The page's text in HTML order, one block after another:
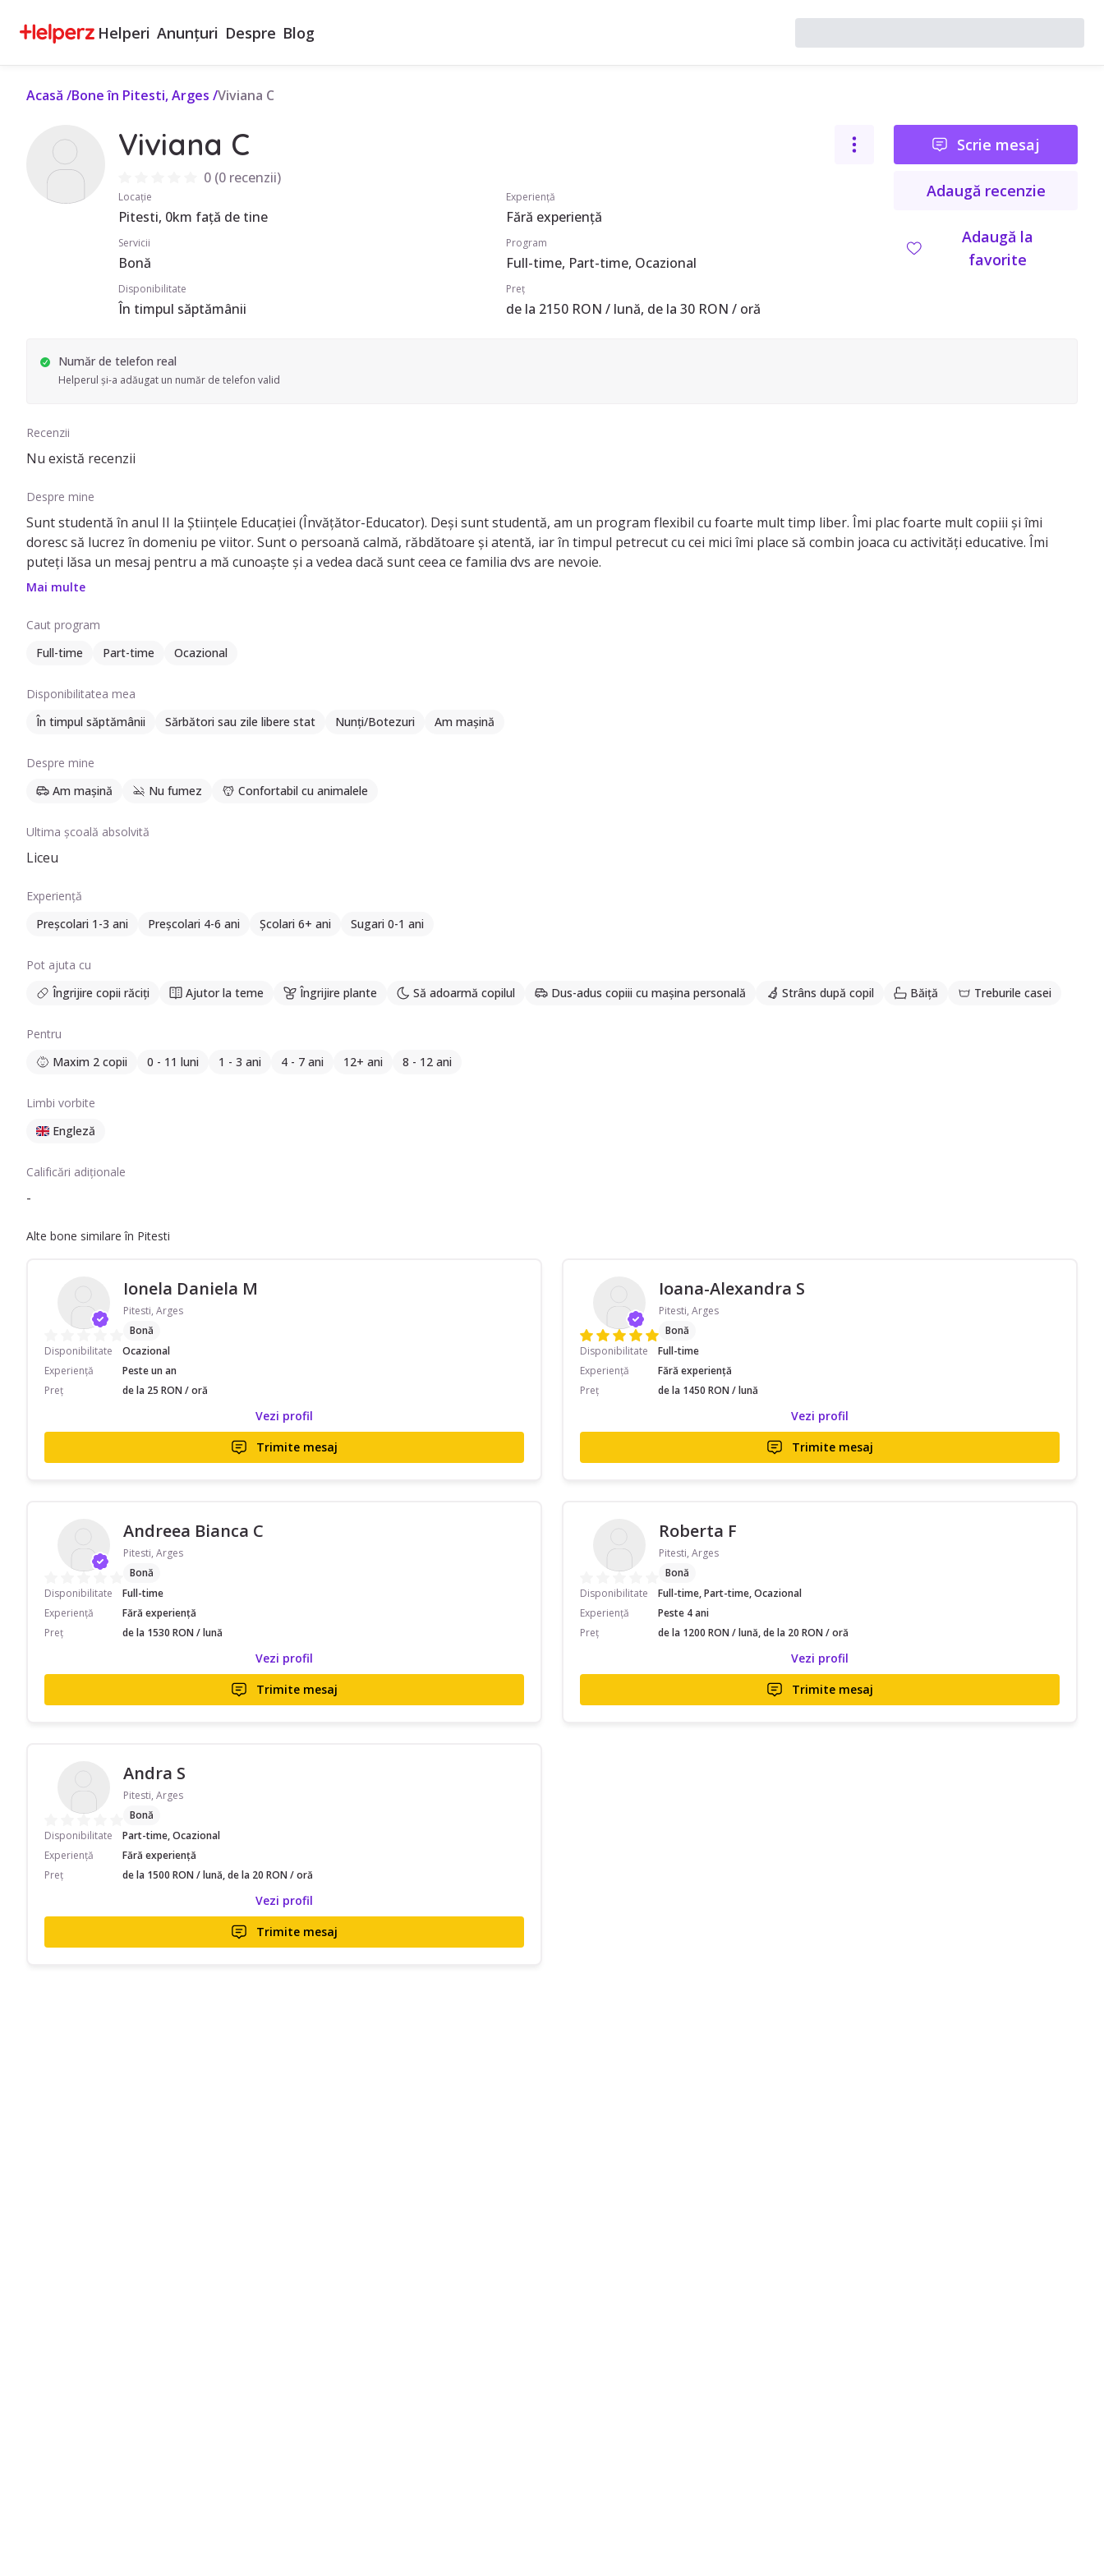
Helperi Anunțuri Despre Blog
Acasă /Bone în Pitesti, Arges /Viviana C
Viviana C
0(0 recenzii)
Locație
Pitesti, 0km față de tine
Experiență
Fără experiență
Servicii
Bonă
Program
Full-time, Part-time, Ocazional
Disponibilitate
În timpul săptămânii
Preț
de la 2150 RON / lună, de la 30 RON / oră
Scrie mesaj
Adaugă recenzie
Adaugă la
favorite
Număr de telefon real
Helperul și-a adăugat un număr de telefon valid
Recenzii
Nu există recenzii
Despre mine
Sunt studentă în anul II la Științele Educației (Învățător-Educator). Deși sunt studentă, am un program flexibil cu foarte mult timp liber. Îmi plac foarte mult copiii și îmi
doresc să lucrez în domeniu pe viitor. Sunt o persoană calmă, răbdătoare și atentă, iar în timpul petrecut cu cei mici îmi place să combin joaca cu activități educative. Îmi
puteți lăsa un mesaj pentru a mă cunoaște și a vedea dacă sunt ceea ce familia dvs are nevoie.
Mai multe
Caut program
Full-time
Part-time Ocazional
Disponibilitatea mea
În timpul săptămânii
Sărbători sau zile libere stat Nunți/Botezuri Am mașină
Despre mine
Am mașină
Nu fumez Confortabil cu animalele
Ultima școală absolvită
Liceu
Experiență
Preșcolari 1-3 ani
Preșcolari 4-6 ani Școlari 6+ ani Sugari 0-1 ani
Pot ajuta cu
Îngrijire copii răciți
Ajutor la teme Îngrijire plante Să adoarmă copilul Dus-adus copiii cu mașina personală Strâns după copil Băiță Treburile casei
Pentru
Maxim 2 copii
0 - 11 luni 1 - 3 ani 4 - 7 ani 12+ ani 8 - 12 ani
Limbi vorbite
Engleză
Calificări adiționale
-
Alte bone similare în Pitesti
Ionela Daniela M
Pitesti, Arges
Bonă
Disponibilitate
Ocazional
Experiență
Peste un an
Preț
de la 25 RON / oră
Vezi profil
Trimite mesaj
Ioana-Alexandra S
Pitesti, Arges
Bonă
Disponibilitate
Full-time
Experiență
Fără experiență
Preț
de la 1450 RON / lună
Vezi profil
Trimite mesaj
Andreea Bianca C
Pitesti, Arges
Bonă
Disponibilitate
Full-time
Experiență
Fără experiență
Preț
de la 1530 RON / lună
Vezi profil
Trimite mesaj
Roberta F
Pitesti, Arges
Bonă
Disponibilitate
Full-time, Part-time, Ocazional
Experiență
Peste 4 ani
Preț
de la 1200 RON / lună, de la 20 RON / oră
Vezi profil
Trimite mesaj
Andra S
Pitesti, Arges
Bonă
Disponibilitate
Part-time, Ocazional
Experiență
Fără experiență
Preț
de la 1500 RON / lună, de la 20 RON / oră
Vezi profil
Trimite mesaj